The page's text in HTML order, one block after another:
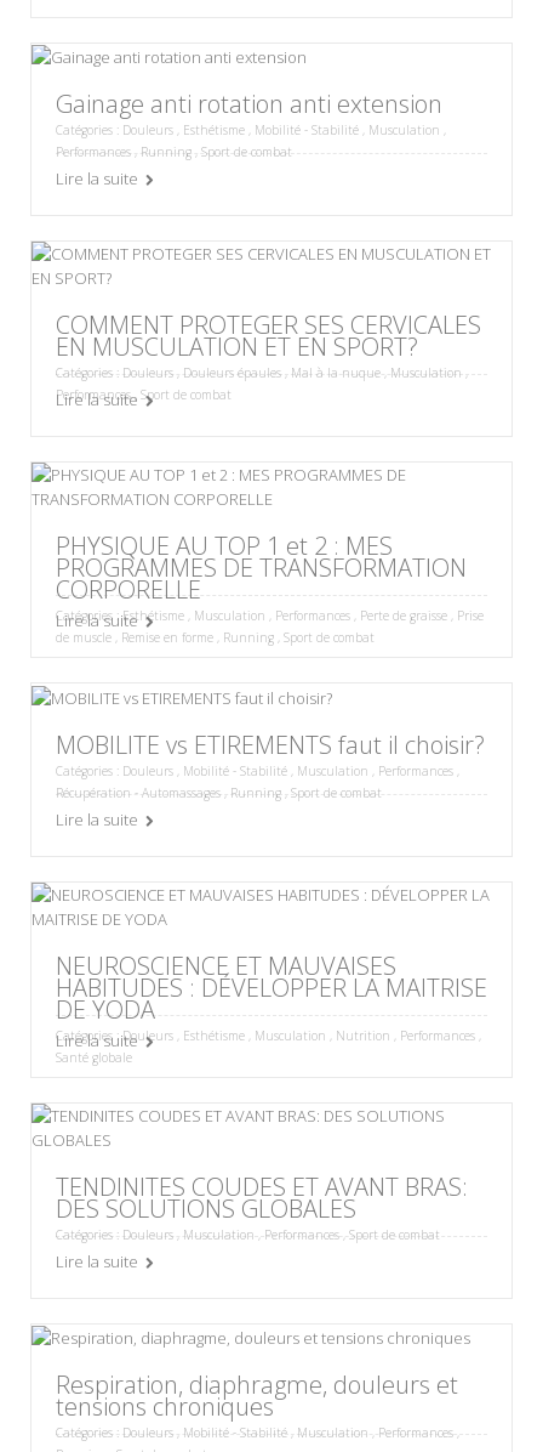
Gainage anti rotation anti extension
Catégories : Douleurs Esthétisme Mobilité - Stabilité Musculation
Performances , Running , Sport de combat
Lire la suite
COMMENT PROTEGER SES CERVICALES
EN MUSCULATION ET EN SPORT?
Catégories : Douleurs , Douleurs épaules , Mal à la nuque,Musculation,
Performances, Sport de combat
Lire la suite
PHYSIQUE AU TOP 1 et 2 : MES
PROGRAMMES DE TRANSFORMATION
CORPORELLE
Catégories :Esthétisme Musculation Performances Perte de graisse
Prise
de muscle
Remise en forme Running Sport de combat
Lire la suite
MOBILITE vs ETIREMENTS faut il choisir?
Catégories : Douleurs Mobilité - Stabilité Musculation Performances
Récupération - Automassages, Running , Sport de combat
Lire la suite
NEUROSCIENCE ET MAUVAISES
HABITUDES : DÉVELOPPER LA MAITRISE
DE YODA
Catégories :Douleurs Esthétisme Musculation Nutrition Performances
Santé globale
Lire la suite
TENDINITES COUDES ET AVANT BRAS:
DES SOLUTIONS GLOBALES
Catégories : Douleurs , Musculation,Performances,Sport de combat
Lire la suite
Respiration, diaphragme, douleurs et
tensions chroniques
Catégories : Douleurs , Mobilité - Stabilité , Musculation,Performances,